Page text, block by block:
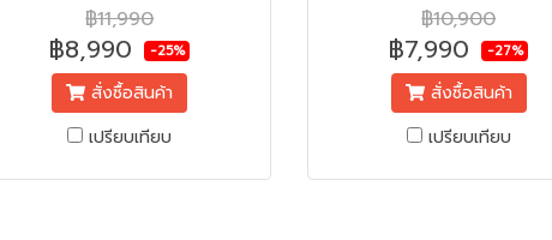
Jet Dry | ระบบมอเตอร์สายพาน | 3
โปรแกรมซัก | จานซัก Roller Jet | สี
ทูโทน / ฝาใส | ขนาดตัวเครื่อง กว้าง
964 x สูง 1,043 x ลึก 540 มม.
฿11,990
฿8,990 -25%
สั่งซื้อสินค้า
เปรียบเทียบ
Jet Dry | ระบบมอเตอร์สายพา
โปรแกรมซัก | จานซัก Roller
ทูโทน / ฝาใส | ขนาดตัวเครื่อง
964 x สูง 1,043 x ลึก 540
฿10,900
฿7,990 -27%
สั่งซื้อสินค้า
เปรียบเทียบ